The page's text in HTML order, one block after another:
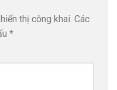
thị công khai. Các
*